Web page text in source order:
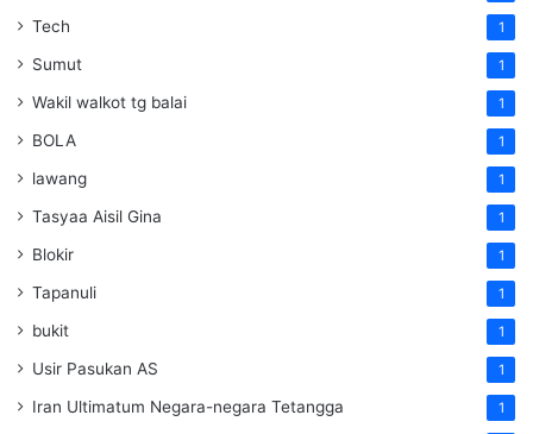
Tech 1
Sumut 1
Wakil walkot tg balai 1
BOLA 1
lawang 1
Tasyaa Aisil Gina 1
Blokir 1
Tapanuli 1
bukit 1
Usir Pasukan AS 1
Iran Ultimatum Negara-negara Tetangga 1